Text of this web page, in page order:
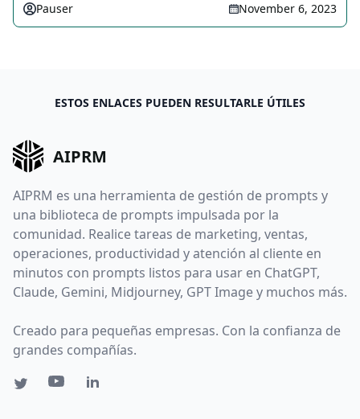
Pauser November 6, 2023
ESTOS ENLACES PUEDEN RESULTARLE ÚTILES
AIPRM
AIPRM es una herramienta de gestión de prompts y
una biblioteca de prompts impulsada por la
comunidad. Realice tareas de marketing, ventas,
operaciones, productividad y atención al cliente en
minutos con prompts listos para usar en ChatGPT,
Claude, Gemini, Midjourney, GPT Image y muchos más.
Creado para pequeñas empresas. Con la confianza de
grandes compañías.